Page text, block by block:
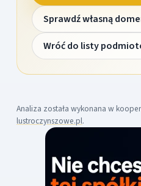
Sprawdź własną
Wróć do listy
Analiza została wykonana w
lustroczynszowe.pl.